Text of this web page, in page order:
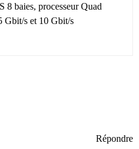
baies, processeur Quad
Gbit/s et 10 Gbit/s
Répondre